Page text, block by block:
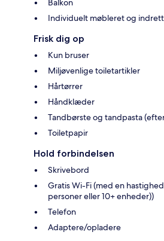
Balkon
Individuelt møbleret og
Frisk dig op
Kun bruser
Miljøvenlige toiletartikler
Hårtørrer
Håndklæder
Tandbørste og tandpasta
Toiletpapir
Hold forbindelsen
Skrivebord
Gratis Wi-Fi (med en
personer eller 10+ enheder))
Telefon
Adaptere/opladere